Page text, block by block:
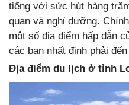
tiếng với sức hút hàng
quan và nghỉ dưỡng.
một số địa điểm hấp dẫn
các bạn nhất định phải
Địa điểm du lịch ở tỉnh